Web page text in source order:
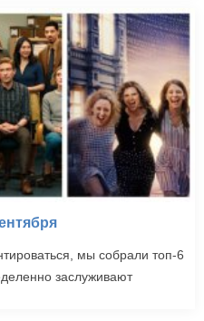
мы собрали топ-6
заслуживают